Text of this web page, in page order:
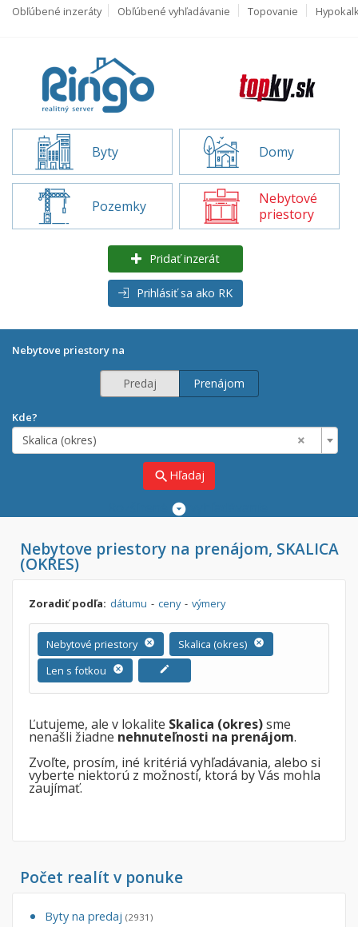
Obľúbené inzeráty Obľúbené vyhľadávanie Topovanie
Byty Domy
Pozemky
Nebytové
priestory
Pridať inzerát
Prihlásiť sa ako RK
Nebytove priestory na
Predaj Prenájom
Kde?
×
Skalica (okres)
search Hľadaj
Predaj
Prenájom
Cena
Do: €
Lokalita
Byt
Garsónky
3-izbové
Dom
Vila
Nebytove priestory na prenájom, SKALICA
(OKRES)
Zoradiť podľa: dátumu - ceny - výmery
Nebytové priestory cancel Skalica (okres) cancel
Len s fotkou cancel edit
Ľutujeme, ale v lokalite Skalica (okres)sme
nenašli žiadne nehnuteľnosti na prenájom.
Zvoľte, prosím, iné kritériá vyhľadávania, alebo si
vyberte niektorú z možností, ktorá by Vás mohla
zaujímať.
Počet realít v ponuke
Byty na predaj (2931)